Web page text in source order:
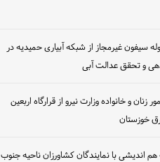
۳۰ لوله سیفون غیرمجاز از شبکه آبیاری حمیدیه در
و تحقق عدالت آبی
زنان و خانواده وزارت نیرو از قرارگاه اربعین
خوزستان
اندیشی با نمایندگان کشاورزان ناحیه جنوب